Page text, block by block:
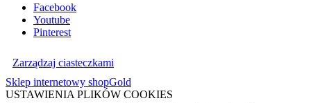
Facebook
Youtube
Pinterest
Zarządzaj ciasteczkami
Sklep internetowy shopGold
USTAWIENIA PLIKÓW COOKIES